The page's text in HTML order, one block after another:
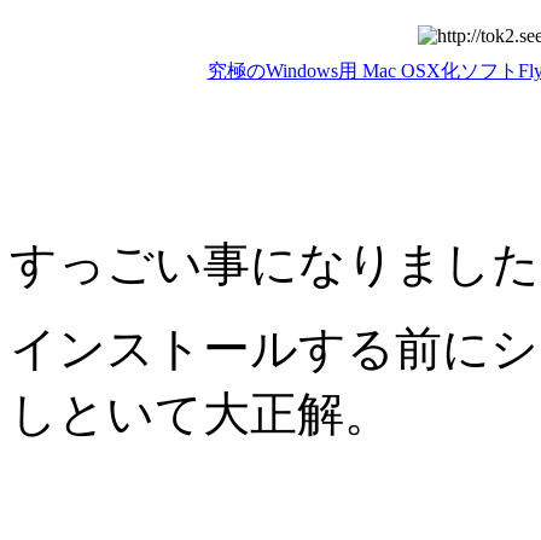
究極のWindows用 Mac OSX化ソフト
すっごい事になりまし
インストールする前に
しといて大正解。